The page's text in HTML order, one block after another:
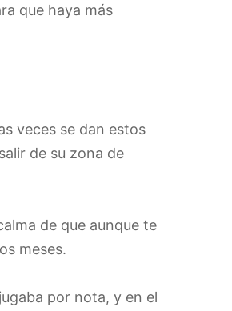
que haya más
veces se dan estos
de su zona de
de que aunque te
meses.
por nota, y en el